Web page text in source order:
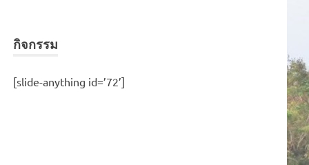
กิจกรรม
[slide-anything id=’72’]